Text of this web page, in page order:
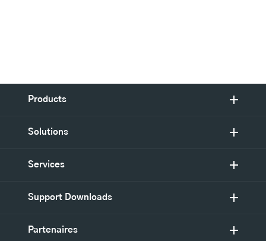
Products
Solutions
Services
Support Downloads
Partenaires